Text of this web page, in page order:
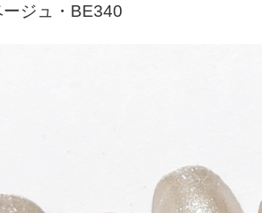
ジュ・BE340